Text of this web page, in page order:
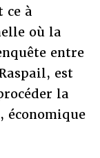
ce à
où la
entre
est
la